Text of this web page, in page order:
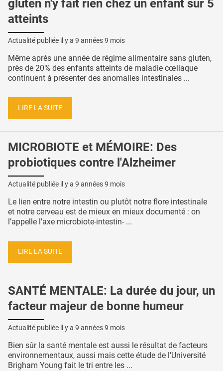
gluten n'y fait rien chez un enfant sur 5
atteints
Actualité publiée il y a 9 années 9 mois
Même après une année de régime alimentaire sans gluten,
près de 20% des enfants atteints de maladie cœliaque
continuent à présenter des anomalies intestinales ...
LIRE LA SUITE
MICROBIOTE et MÉMOIRE: Des
probiotiques contre l'Alzheimer
Actualité publiée il y a 9 années 9 mois
Le lien entre notre intestin ou plutôt notre flore intestinale
et notre cerveau est de mieux en mieux documenté : on
l’appelle l'axe microbiote-intestin- ...
LIRE LA SUITE
SANTÉ MENTALE: La durée du jour, un
facteur majeur de bonne humeur
Actualité publiée il y a 9 années 9 mois
Bien sûr la santé mentale est aussi le résultat de facteurs
environnementaux, aussi mais cette étude de l’Université
Brigham Young fait le tri entre les ...